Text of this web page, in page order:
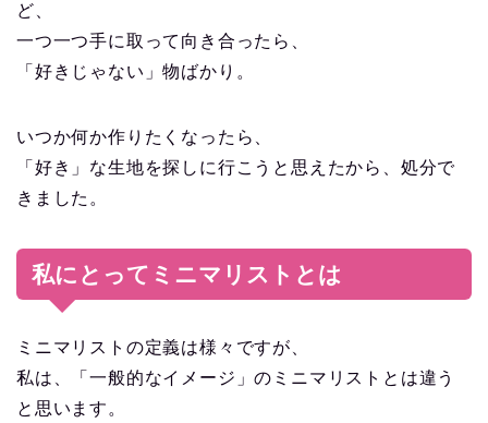
ど、
一つ一つ手に取って向き合ったら、
「好きじゃない」物ばかり。
いつか何か作りたくなったら、
「好き」な生地を探しに行こうと思えたから、処分で
きました。
私にとってミニマリストとは
ミニマリストの定義は様々ですが、
私は、「一般的なイメージ」のミニマリストとは違う
と思います。